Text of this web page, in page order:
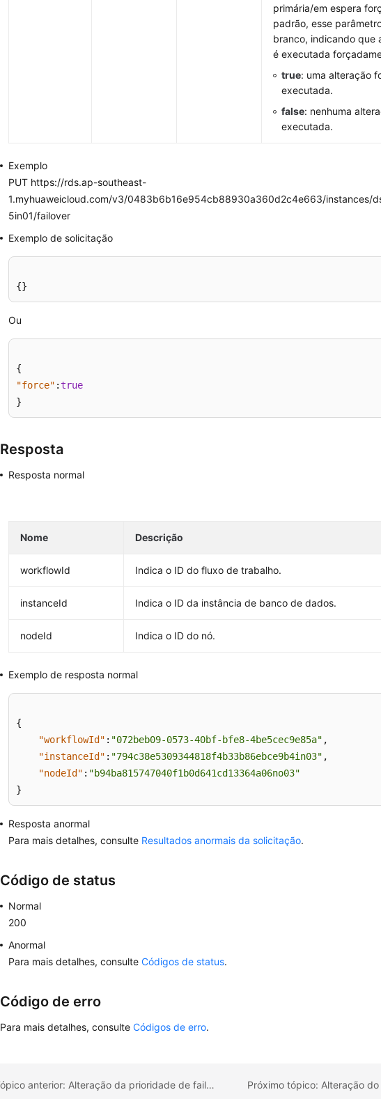
primária/em espera
padrão, esse
branco, indicando que
é executada
true: uma alteração
executada.
false: nenhuma
executada.
Exemplo
PUT https://rds.ap-southeast-
1.myhuaweicloud.com/v3/0483b6b16e954cb88930a360d2c4e663/instances/
5in01/failover
Exemplo de solicitação
{}
Ou
{
"force" :true
}
Resposta
Resposta normal
Nome Descrição
workflowId Indica o ID do fluxo de trabalho.
instanceId Indica o ID da instância de banco de dados.
nodeId Indica o ID do nó.
Exemplo de resposta normal
{
"workflowId" : "072beb09-0573-40bf-bfe8-4be5cec9e85a" ,
"instanceId" : "794c38e5309344818f4b33b86ebce9b4in03" ,
"nodeId" : "b94ba815747040f1b0d641cd13364a06no03"
}
Resposta anormal
Para mais detalhes, consulte Resultados anormais da solicitação.
Código de status
Normal
200
Anormal
Para mais detalhes, consulteCódigos de status.
Código de erro
Para mais detalhes, consulteCódigos de erro.
Tópico anterior: Alteração da prioridade de failover